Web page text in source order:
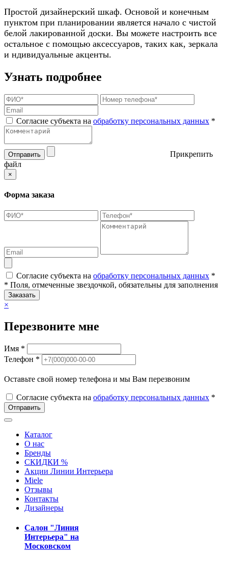
Простой дизайнерский шкаф. Основой и конечным
пунктом при планировании является начало с чистой
белой лакированной доски. Вы можете настроить все
остальное с помощью аксессуаров, таких как, зеркала
и ндивидуальные акценты.
Узнать подробнее
Согласие субъекта на обработку персональных данных *
Отправить
Прикрепить
файл
×
Форма заказа
Согласие субъекта на обработку персональных данных *
* Поля, отмеченные звездочкой, обязательны для заполнения
Заказать
×
Перезвоните мне
Имя *
Телефон *
Оставьте свой номер телефона и мы Вам перезвоним
Согласие субъекта на обработку персональных данных *
Отправить
Каталог
О нас
Бренды
СКИДКИ %
Акции Линии Интерьера
Miele
Отзывы
Контакты
Дизайнеры
Салон "Линия
Интерьера" на
Московском